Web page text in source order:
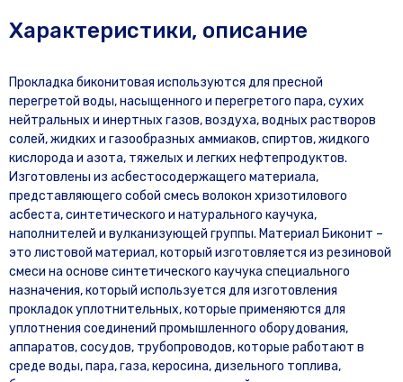
Характеристики, описание
Прокладка биконитовая используются для пресной
перегретой воды, насыщенного и перегретого пара, сухих
нейтральных и инертных газов, воздуха, водных растворов
солей, жидких и газообразных аммиаков, спиртов, жидкого
кислорода и азота, тяжелых и легких нефтепродуктов.
Изготовлены из асбестосодержащего материала,
представляющего собой смесь волокон хризотилового
асбеста, синтетического и натурального каучука,
наполнителей и вулканизующей группы. Материал Биконит –
это листовой материал, который изготовляется из резиновой
смеси на основе синтетического каучука специального
назначения, который используется для изготовления
прокладок уплотнительных, которые применяются для
уплотнения соединений промышленного оборудования,
аппаратов, сосудов, трубопроводов, которые работают в
среде воды, пара, газа, керосина, дизельного топлива,